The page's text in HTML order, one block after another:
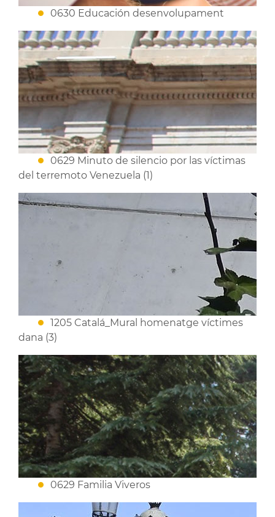
0630 Educación desenvolupament
0629 Minuto de silencio por las víctimas
del terremoto Venezuela (1)
1205 Catalá_Mural homenatge víctimes
dana (3)
0629 Familia Viveros